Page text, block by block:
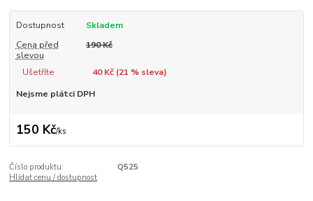
Dostupnost
Skladem
Cena před
slevou
190 Kč
Ušetříte 40 Kč (21 % sleva)
Nejsme plátci DPH
150 Kč/ks
Číslo produktu:
Q525
Hlídat cenu / dostupnost